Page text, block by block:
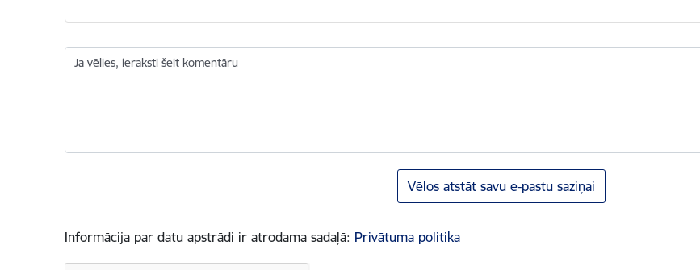
Ja vēlies, ieraksti šeit komentāru
Vēlos atstāt savu e-pastu saziņai
Informācija par datu apstrādi ir atrodama sadaļā: Privātuma politika